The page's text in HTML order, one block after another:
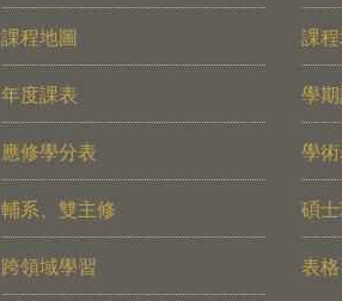
課程地圖
年度課表
應修學分表
輔系、雙主修
跨領域學習
課程
學
學
碩
表